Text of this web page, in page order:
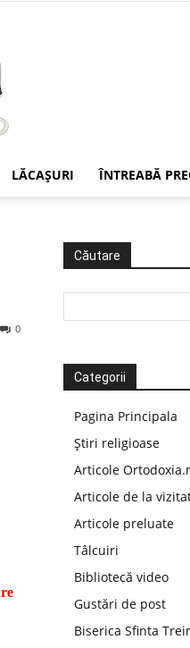
LĂCAŞURI ÎNTREABĂ
0
Căutare
Categorii
Pagina Principala
Știri religioase
Articole
Articole de la
Articole preluate
Tâlcuiri
Bibliotecă video
Gustări de post
Biserica Sfinta